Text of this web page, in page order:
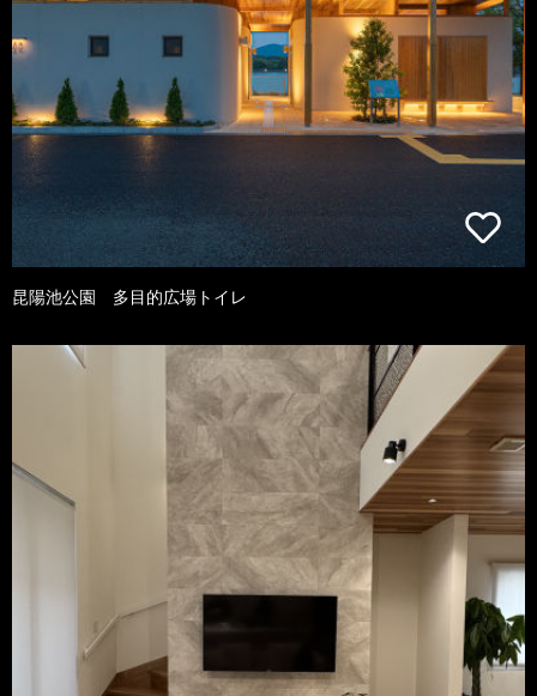
昆陽池公園 多目的広場トイレ